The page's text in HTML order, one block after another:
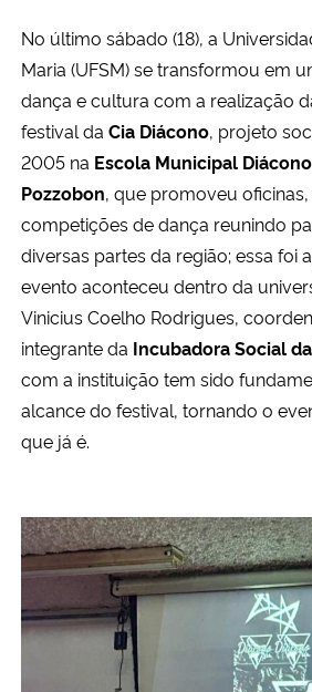
Ministério do Turismo
Ministério do Desenvolvimento Regional
Ministério da Mulher, da Família e dos Direitos
Secretaria-Geral
Secretaria de Governo
Gabinete de Segurança Institucional
Banco Central do Brasil
No último sábado (18), a
Maria (UFSM) se transformou em
dança e cultura com a realização
festival da Cia Diácono, projeto
2005 na Escola Municipal
Pozzobon, que promoveu
competições de dança reunindo
diversas partes da região; essa foi
evento aconteceu dentro da
Vinicius Coelho Rodrigues,
integrante da Incubadora Social
com a instituição tem sido
alcance do festival, tornando o
que já é.